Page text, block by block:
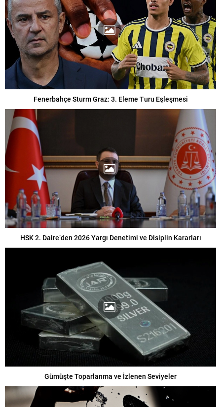
Fenerbahçe Sturm Graz: 3. Eleme Turu Eşleşmesi
HSK 2. Daire’den 2026 Yargı Denetimi ve Disiplin Kararları
Gümüşte Toparlanma ve İzlenen Seviyeler